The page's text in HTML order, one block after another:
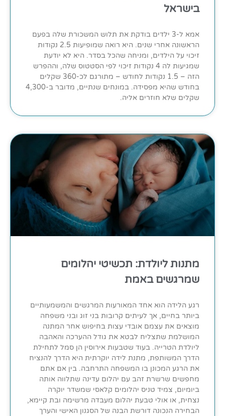
בישראל
אמא ל-3 ילדים בודקת את תלוש המשכורת שלה בפעם
הראשונה אחרי שנים. היא רואה שמופיעות 2.5 נקודות
זיכוי על הילדים, ומניחה שהכל בסדר. היא לא יודעת
שמגיעות לה 4 נקודות זיכוי לפי הסטטוס שלה, וההפרש
הזה – 1.5 נקודות לחודש – מתורגם לכ-360 שקלים
בחודש שהיא מפסידה. במונחים שנתיים, מדובר ב-4,300
שקלים שלא חוזרים אליה.
מתנות ליולדת: תכשיטי יהלומים
שמרגשים באמת
רגע הלידה הוא אחד המאורעות המרגשים והמשמעותיים
ביותר בחיים, אך לעיתים קרובות בני זוג ובני משפחה
מוצאים את עצמם אובדי עצות בחיפוש אחר המתנה
המושלמת שתצליח לבטא את גודל ההערכה והאהבה
ליולדת הטרייה. בעוד שטבעות אירוסין הן סמל לתחילת
הדרך המשותפת, מתנת לידה יוקרתית היא הדרך להנציח
את הרגע המכונן בו המשפחה התרחבה. בין אם אתם
מחפשים שרשרת זהב עם יהלום עדינה שתלווה אותה
ביומיום, צמיד טניס יהלומים קלאסי שמשדר יוקרה
נצחית, או אולי טבעת יהלום מעבדה מרשימה ובת קיימא,
הבחירה הנכונה דורשת הבנה של הסגנון האישי והערך